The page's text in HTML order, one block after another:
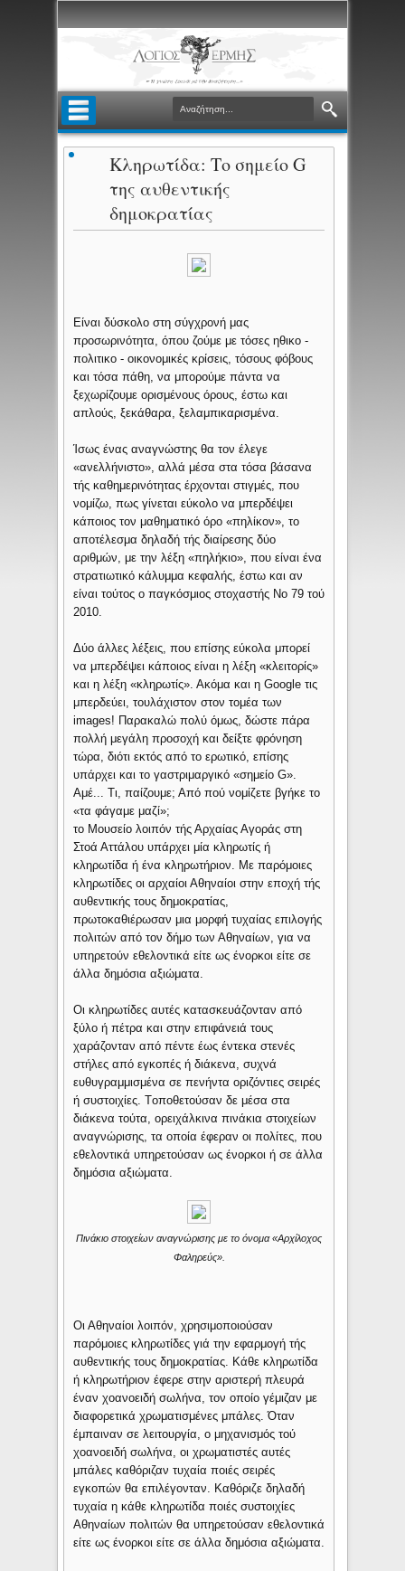
Κληρωτίδα: Το σημείο G
της αυθεντικής
δημοκρατίας
Είναι δύσκολο στη σύγχρονή μας
προσωρινότητα, όπου ζούμε με τόσες ηθικο -
πολιτικο - οικονομικές κρίσεις, τόσους φόβους
και τόσα πάθη, να μπορούμε πάντα να
ξεχωρίζουμε ορισμένους όρους, έστω και
απλούς, ξεκάθαρα, ξελαμπικαρισμένα.
Ίσως ένας αναγνώστης θα τον έλεγε
«ανελλήνιστο», αλλά μέσα στα τόσα βάσανα
τής καθημερινότητας έρχονται στιγμές, που
νομίζω, πως γίνεται εύκολο να μπερδέψει
κάποιος τον μαθηματικό όρο «πηλίκον», το
αποτέλεσμα δηλαδή τής διαίρεσης δύο
αριθμών, με την λέξη «πηλήκιο», που είναι ένα
στρατιωτικό κάλυμμα κεφαλής, έστω και αν
είναι τούτος ο παγκόσμιος στοχαστής Νο 79 τού
2010.
Δύο άλλες λέξεις, που επίσης εύκολα μπορεί
να μπερδέψει κάποιος είναι η λέξη «κλειτορίς»
και η λέξη «κληρωτίς». Ακόμα και η Google τις
μπερδεύει, τουλάχιστον στον τομέα των
images! Παρακαλώ πολύ όμως, δώστε πάρα
πολλή μεγάλη προσοχή και δείξτε φρόνηση
τώρα, διότι εκτός από το ερωτικό, επίσης
υπάρχει και το γαστριμαργικό «σημείο G».
Αμέ... Τι, παίζουμε; Από πού νομίζετε βγήκε το
«τα φάγαμε μαζί»;
το Μουσείο λοιπόν τής Αρχαίας Αγοράς στη
Στοά Αττάλου υπάρχει μία κληρωτίς ή
κληρωτίδα ή ένα κληρωτήριον. Με παρόμοιες
κληρωτίδες οι αρχαίοι Αθηναίοι στην εποχή τής
αυθεντικής τους δημοκρατίας,
πρωτοκαθιέρωσαν μια μορφή τυχαίας επιλογής
πολιτών από τον δήμο των Αθηναίων, για να
υπηρετούν εθελοντικά είτε ως ένορκοι είτε σε
άλλα δημόσια αξιώματα.
Οι κληρωτίδες αυτές κατασκευάζονταν από
ξύλο ή πέτρα και στην επιφάνειά τους
χαράζονταν από πέντε έως έντεκα στενές
στήλες από εγκοπές ή διάκενα, συχνά
ευθυγραμμισμένα σε πενήντα οριζόντιες σειρές
ή συστοιχίες. Tοποθετούσαν δε μέσα στα
διάκενα τούτα, ορειχάλκινα πινάκια στοιχείων
αναγνώρισης, τα οποία έφεραν οι πολίτες, που
εθελοντικά υπηρετούσαν ως ένορκοι ή σε άλλα
δημόσια αξιώματα.
Πινάκιο στοιχείων αναγνώρισης με το όνομα «Αρχίλοχος
Φαληρεύς».
Οι Αθηναίοι λοιπόν, χρησιμοποιούσαν
παρόμοιες κληρωτίδες γιά την εφαρμογή τής
αυθεντικής τους δημοκρατίας. Κάθε κληρωτίδα
ή κληρωτήριον έφερε στην αριστερή πλευρά
έναν χοανοειδή σωλήνα, τον οποίο γέμιζαν με
διαφορετικά χρωματισμένες μπάλες. Όταν
έμπαιναν σε λειτουργία, ο μηχανισμός τού
χοανοειδή σωλήνα, οι χρωματιστές αυτές
μπάλες καθόριζαν τυχαία ποιές σειρές
εγκοπών θα επιλέγονταν. Καθόριζε δηλαδή
τυχαία η κάθε κληρωτίδα ποιές συστοιχίες
Αθηναίων πολιτών θα υπηρετούσαν εθελοντικά
είτε ως ένορκοι είτε σε άλλα δημόσια αξιώματα.